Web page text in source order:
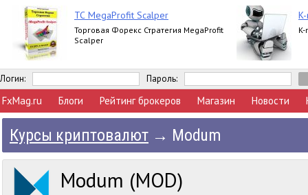
ТС MegaProfit Scalper
Торговая Форекс Стратегия MegaProfit
Scalper
Логин: Пароль:
FxMag.ru Блоги Рейтинг брокеров Магазин Новости
Курсы криптовалют → Modum
Modum (MOD)